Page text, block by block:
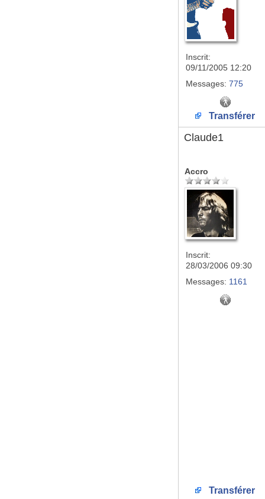
Inscrit:
09/11/2005 12:20
Messages: 775
Transférer
Claude1
Accro
Inscrit:
28/03/2006 09:30
Messages: 1161
Transférer